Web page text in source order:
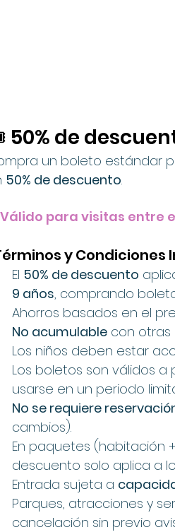
50% de
un boleto estándar
50% de descuento.
Válido para visitas entre
y
El 50% de descuento
9 años, comprando
Ahorros basados en el
No acumulable con otras
Los niños deben estar
Los boletos son válidos a
usarse en un periodo
No se requiere
cambios).
En paquetes (habitación
descuento solo aplica a
Entrada sujeta a
Parques, atracciones y
cancelación sin previo